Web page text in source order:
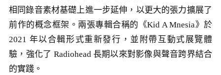
相同錄音素材基礎上進一步延伸，以更大的張力擴展了
前作的概念框架。兩張專輯合稱的《Kid A Mnesia》於
2021 年以合輯形式重新發行，並附帶互動式展覽體
驗，強化了 Radiohead 長期以來對影像與聲音跨界結合
的實踐。